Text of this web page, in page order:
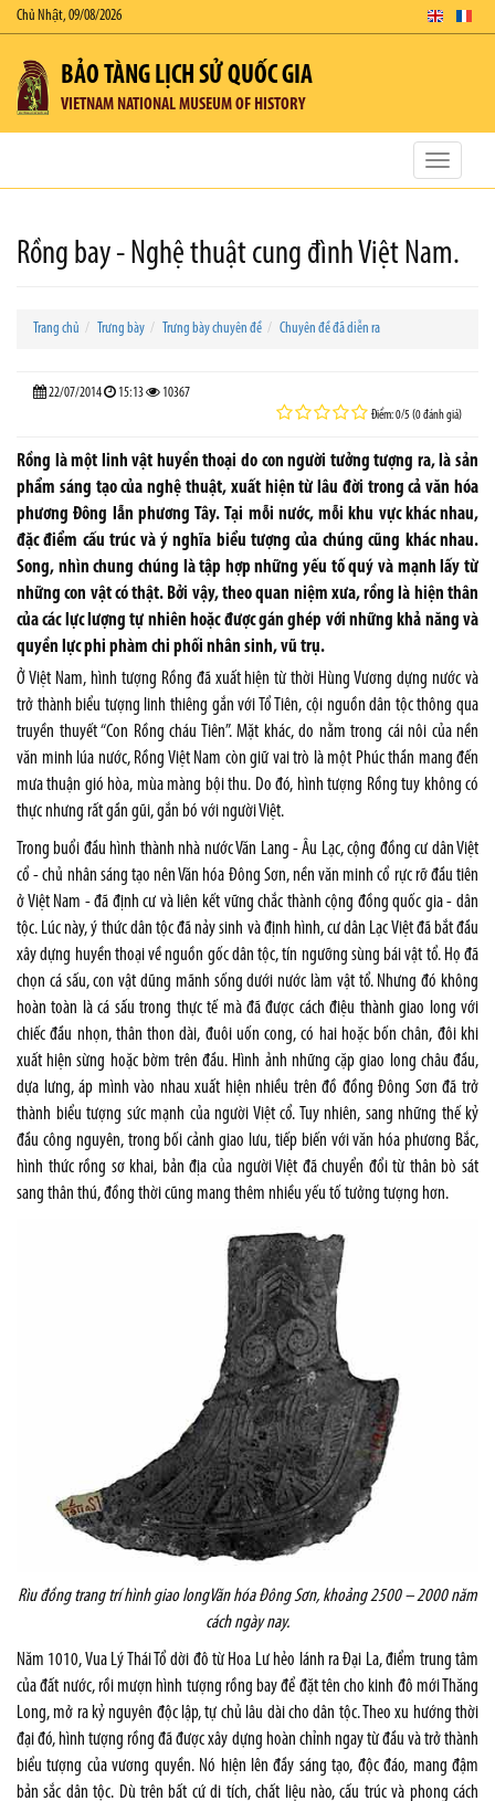
Chủ Nhật, 09/08/2026
BẢO TÀNG LỊCH SỬ QUỐC GIA
VIETNAM NATIONAL MUSEUM OF HISTORY
Toggle
Rồng bay - Nghệ thuật cung đình Việt Nam.
Trang chủ Trưng bày Trưng bày chuyên đề Chuyên đề đã diễn ra
22/07/2014 15:13 10367
Điểm: 0/5 (0 đánh giá)
Rồng là một linh vật huyền thoại do con người tưởng tượng ra, là sản
phẩm sáng tạo của nghệ thuật, xuất hiện từ lâu đời trong cả văn hóa
phương Đông lẫn phương Tây. Tại mỗi nước, mỗi khu vực khác nhau,
đặc điểm cấu trúc và ý nghĩa biểu tượng của chúng cũng khác nhau.
Song, nhìn chung chúng là tập hợp những yếu tố quý và mạnh lấy từ
những con vật có thật. Bởi vậy, theo quan niệm xưa, rồng là hiện thân
của các lực lượng tự nhiên hoặc được gán ghép với những khả năng và
quyền lực phi phàm chi phối nhân sinh, vũ trụ.
Ở Việt Nam, hình tượng Rồng đã xuất hiện từ thời Hùng Vương dựng nước và
trở thành biểu tượng linh thiêng gắn với Tổ Tiên, cội nguồn dân tộc thông qua
truyền thuyết “Con Rồng cháu Tiên”. Mặt khác, do nằm trong cái nôi của nền
văn minh lúa nước, Rồng Việt Nam còn giữ vai trò là một Phúc thần mang đến
mưa thuận gió hòa, mùa màng bội thu. Do đó, hình tượng Rồng tuy không có
thực nhưng rất gần gũi, gắn bó với người Việt.
Trong buổi đầu hình thành nhà nước Văn Lang - Âu Lạc, cộng đồng cư dân Việt
cổ - chủ nhân sáng tạo nên Văn hóa Đông Sơn, nền văn minh cổ rực rỡ đầu tiên
ở Việt Nam - đã định cư và liên kết vững chắc thành cộng đồng quốc gia - dân
tộc. Lúc này, ý thức dân tộc đã nảy sinh và định hình, cư dân Lạc Việt đã bắt đầu
xây dựng huyền thoại về nguồn gốc dân tộc, tín ngưỡng sùng bái vật tổ. Họ đã
chọn cá sấu, con vật dũng mãnh sống dưới nước làm vật tổ. Nhưng đó không
hoàn toàn là cá sấu trong thực tế mà đã được cách điệu thành giao long với
chiếc đầu nhọn, thân thon dài, đuôi uốn cong, có hai hoặc bốn chân, đôi khi
xuất hiện sừng hoặc bờm trên đầu. Hình ảnh những cặp giao long châu đầu,
dựa lưng, áp mình vào nhau xuất hiện nhiều trên đồ đồng Đông Sơn đã trở
thành biểu tượng sức mạnh của người Việt cổ. Tuy nhiên, sang những thế kỷ
đầu công nguyên, trong bối cảnh giao lưu, tiếp biến với văn hóa phương Bắc,
hình thức rồng sơ khai, bản địa của người Việt đã chuyển đổi từ thân bò sát
sang thân thú, đồng thời cũng mang thêm nhiều yếu tố tưởng tượng hơn.
Rìu đồng trang trí hình giao longVăn hóa Đông Sơn, khoảng 2500 – 2000 năm
cách ngày nay.
Năm 1010, Vua Lý Thái Tổ dời đô từ Hoa Lư hẻo lánh ra Đại La, điểm trung tâm
của đất nước, rồi mượn hình tượng rồng bay để đặt tên cho kinh đô mới Thăng
Long, mở ra kỷ nguyên độc lập, tự chủ lâu dài cho dân tộc. Theo xu hướng thời
đại đó, hình tượng rồng đã được xây dựng hoàn chỉnh ngay từ đầu và trở thành
biểu tượng của vương quyền. Nó hiện lên đầy sáng tạo, độc đáo, mang đậm
bản sắc dân tộc. Dù trên bất cứ di tích, chất liệu nào, cấu trúc và phong cách